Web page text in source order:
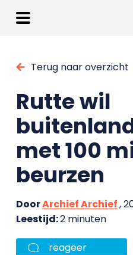
Terug naar overzicht
Rutte wil
met 100
beurzen
DoorArchief Archief,
Leestijd:2 minuten
reageer